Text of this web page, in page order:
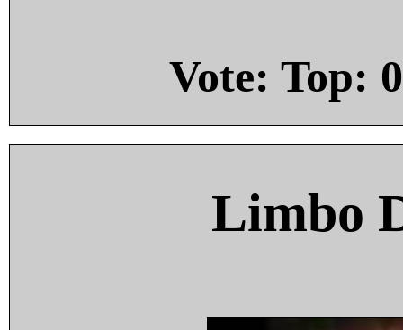
Vote: Top: 0
Limbo